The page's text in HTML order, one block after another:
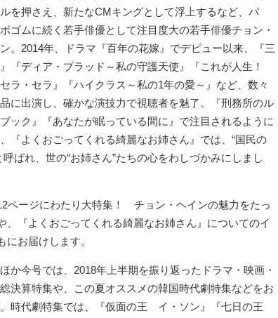
を押さえ、新たなCMキングとして浮上するなど、パ
ゴムに続く若手俳優として注目度大の若手俳優チョン・
。2014年、ドラマ『百年の花嫁』でデビュー以来、『三
『ディア・ブラッド～私の守護天使』『これが人生！
ラ・セラ』『ハイクラス～私の1年の愛～』など、数々
に出演し、確かな演技力で視聴者を魅了。『刑務所のル
ック』『あなたが眠っている間に』で注目されるように
『よくおごってくれる綺麗なお姉さん』では、“国民の
呼ばれ、世の“お姉さん”たちの心をわしづかみにしまし
ページにわたり大特集！ チョン・ヘインの魅力をたっ
、『よくおごってくれる綺麗なお姉さん』についてのイ
お届けします。
か今号では、2018年上半期を振り返ったドラマ・映画・
決算特集や、この夏オススメの韓国時代劇特集などをお
時代劇特集では、『仮面の王 イ・ソン』『七日の王